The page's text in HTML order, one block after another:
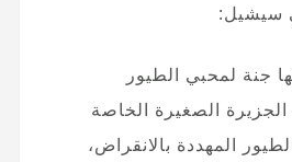
سيشيل:
جنة لمحبي الطيور
الصغيرة الخاصة
المهددة بالانقراض،